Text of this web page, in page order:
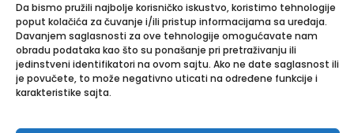
Da bismo pružili najbolje korisničko iskustvo, koristimo tehnologije
poput kolačića za čuvanje i/ili pristup informacijama sa uređaja.
Davanjem saglasnosti za ove tehnologije omogućavate nam
obradu podataka kao što su ponašanje pri pretraživanju ili
jedinstveni identifikatori na ovom sajtu. Ako ne date saglasnost ili
je povučete, to može negativno uticati na određene funkcije i
karakteristike sajta.
Apotekarska ustanova Onlinea
Bulevar Patrijarha Pavla 8A, 21000 Novi Sad
PIB: 114024247 | Matični broj: 26001250
Tel:021/30-44-800